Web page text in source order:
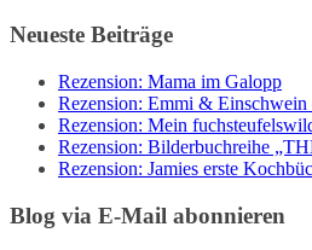
Neueste Beiträge
Rezension: Mama im Galopp
Rezension: Emmi & Einschwein
Rezension: Mein
Rezension: Bilderbuchreihe
Rezension: Jamies erste
Blog via E-Mail abonnieren